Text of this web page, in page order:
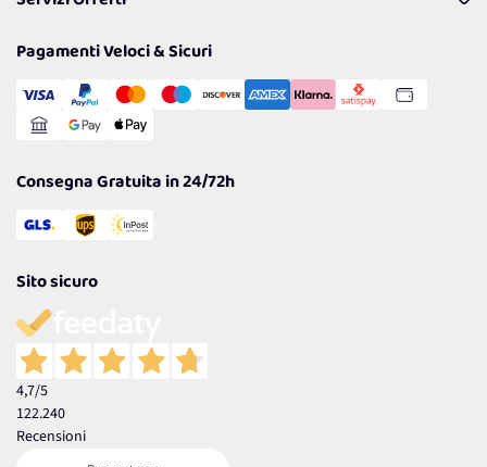
Politiche per la parità di genere
Cookie Policy
Gestisci Cookie
Reso Facile e Veloce
Pagamenti Veloci & Sicuri
Consegna Gratuita in 24/72h
Sito sicuro
4,7/5
122.240
Recensioni